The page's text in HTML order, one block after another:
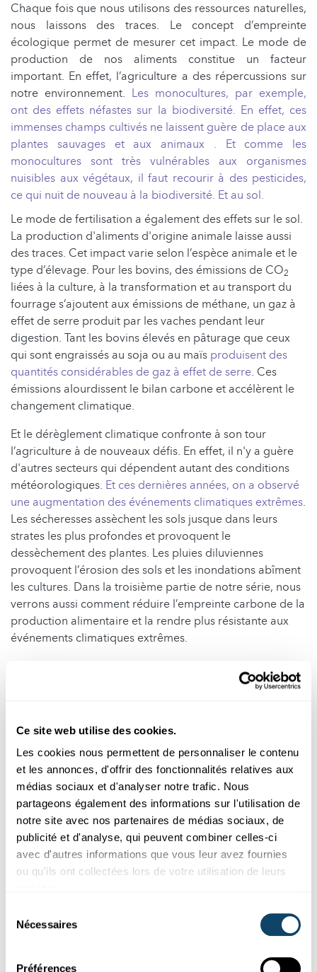
Ce site web utilise des cookies.
Les cookies nous permettent de personnaliser le contenu
et les annonces, d'offrir des fonctionnalités relatives aux
médias sociaux et d'analyser notre trafic. Nous
partageons également des informations sur l'utilisation de
notre site avec nos partenaires de médias sociaux, de
publicité et d'analyse, qui peuvent combiner celles-ci
avec d'autres informations que vous leur avez fournies
ou qu'ils ont collectées lors de votre utilisation de leurs
Nécessaires
Préférences
Chaque fois que nous utilisons des ressources naturelles,
nous laissons des traces. Le concept d’empreinte
écologique permet de mesurer cet impact. Le mode de
production de nos aliments constitue un facteur
important. En effet, l’agriculture a des répercussions sur
notre environnement. Les monocultures, par exemple,
ont des effets néfastes sur la biodiversité. En effet, ces
immenses champs cultivés ne laissent guère de place aux
plantes sauvages et aux animaux . Et comme les
monocultures sont très vulnérables aux organismes
nuisibles aux végétaux, il faut recourir à des pesticides,
ce qui nuit de nouveau à la biodiversité. Et au sol.
Le mode de fertilisation a également des effets sur le sol.
La production d'aliments d'origine animale laisse aussi
des traces. Cet impact varie selon l’espèce animale et le
type d’élevage. Pour les bovins, des émissions de CO2
liées à la culture, à la transformation et au transport du
fourrage s’ajoutent aux émissions de méthane, un gaz à
effet de serre produit par les vaches pendant leur
digestion. Tant les bovins élevés en pâturage que ceux
qui sont engraissés au soja ou au maïs produisent des
quantités considérables de gaz à effet de serre. Ces
émissions alourdissent le bilan carbone et accélèrent le
changement climatique.
Et le dérèglement climatique confronte à son tour
l’agriculture à de nouveaux défis. En effet, il n'y a guère
d'autres secteurs qui dépendent autant des conditions
météorologiques. Et ces dernières années, on a observé
une augmentation des événements climatiques extrêmes.
Les sécheresses assèchent les sols jusque dans leurs
strates les plus profondes et provoquent le
dessèchement des plantes. Les pluies diluviennes
provoquent l’érosion des sols et les inondations abîment
les cultures. Dans la troisième partie de notre série, nous
verrons aussi comment réduire l’empreinte carbone de la
production alimentaire et la rendre plus résistante aux
événements climatiques extrêmes.
Une planète principalement
Seuls quelque30 % de la surface terrestre sont des terres
émergées, environ 18 % sont en principe habitables et
moins de 3 % sont utilisés pour l'agriculture. Il n'est donc
guère étonnant que nos ancêtres aient aussi exploité la
mer comme l'une desplus grandes sources
d’alimentation.La mer fournit depuis toujours de telles
quantités de poisson et de fruits de mer qu’on l’a
longtemps crue inépuisable. Mais aujourd’hui, nous
savons que le recours aux innovations techniques pour
rompent l’équilibre des espèces et déstabilisent
l’écosystème entier. Certaines méthodes de pêche ont un
impact similaire en détruisant les habitats sous-marins.